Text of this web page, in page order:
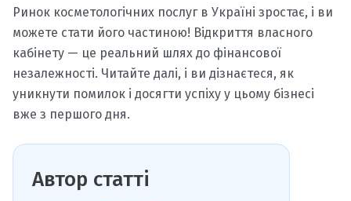
Ринок косметологічних послуг в Україні зростає, і ви
можете стати його частиною! Відкриття власного
кабінету — це реальний шлях до фінансової
незалежності. Читайте далі, і ви дізнаєтеся, як
уникнути помилок і досягти успіху у цьому бізнесі
вже з першого дня.
Автор статті